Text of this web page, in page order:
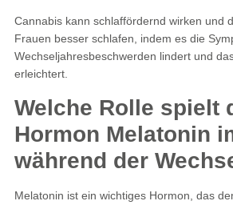
Cannabis kann schlaffördernd wirken und
Frauen besser schlafen, indem es die
Wechseljahresbeschwerden lindert und
erleichtert.
Welche Rolle spielt
Hormon Melatonin
während der
Melatonin ist ein wichtiges Hormon, das